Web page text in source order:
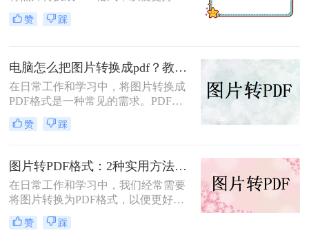
进行分享、存储或打印。那么怎么把
照片转换成pdf呢？本文将介绍三种将
赞 踩
电脑怎么把图片转换成pdf？教你4种简单的方法！
在日常工作和学习中，将图片转换成
PDF格式是一种常见的需求。PDF格
式具有支持矢量图形、打印格式不走
样、兼容性高、体积小以及支持批注
格式。那么电脑怎么把图片转换成pdf
呢？本文将介绍四种常见的图片转
PDF的方法。
赞 踩
图片转PDF格式：2种实用方法的关键参数和输出质量对比！
在日常工作和学习中，我们经常需要
将图片转换为PDF格式，以便更好地
保存、分享和打印。那么如何将图片
转换为pdf格式呢？本文将介绍两种将
赞 踩